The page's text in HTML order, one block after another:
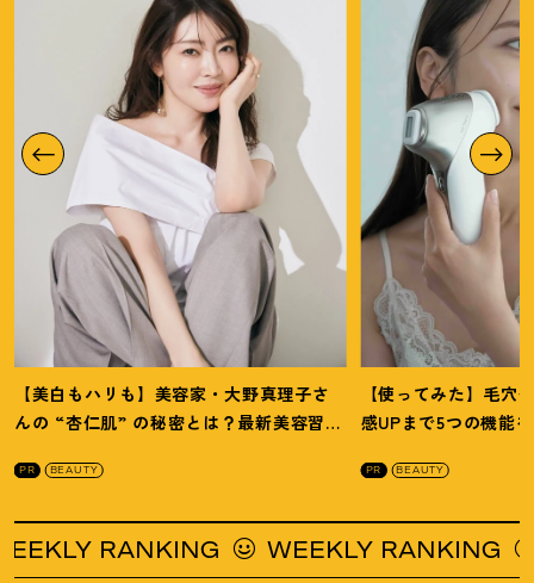
【美白もハリも】美容家・大野真理子さ
んの “杏仁肌” の秘密とは ？ 最新美容習慣
PR BEAUTY
【使ってみた】毛穴
感UPまで5つの機能
PR BEAUTY
RANKING WEEKLY RANKING